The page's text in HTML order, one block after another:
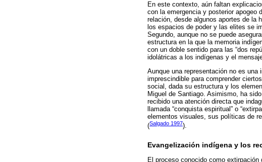
En este contexto, aún faltan
con la emergencia y posterior apogeo
relación, desde algunos aportes de la
los espacios de poder y las elites se
Segundo, aunque no se puede
estructura en la que la memoria
con un doble sentido para las “dos
idolátricas a los indígenas y el
Aunque una representación no es
imprescindible para comprender
social, dada su estructura y los
Miguel de Santiago. Asimismo, ha
recibido una atención directa que
llamada “conquista espiritual” o
elementos visuales, sus políticas de
(Salgado 1997).
Evangelización indígena y los
El proceso conocido como